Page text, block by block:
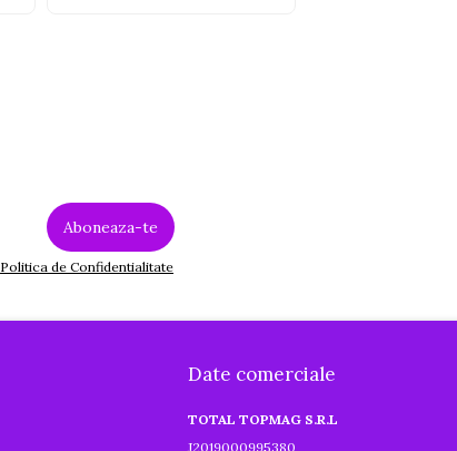
Politica de Confidentialitate
Date comerciale
TOTAL TOPMAG S.R.L
J2019000995380